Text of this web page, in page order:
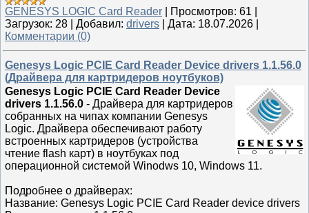
GENESYS LOGIC Card Reader
Просмотров: 61
Загрузок: 28 Добавил: drivers Дата: 18.07.2026
Комментарии (0)
Genesys Logic PCIE Card Reader Device drivers 1.1.56.0
(Драйвера для картридеров ноутбуков)
Genesys Logic PCIE Card Reader Device
drivers 1.1.56.0 - Драйвера для картридеров
собранных на чипах компании Genesys
Logic. Драйвера обеспечивают работу
встроенных картридеров (устройства
чтение flash карт) в ноутбуках под
операционной системой Winodws 10, Windows 11.
Подробнее о драйверах:
Название: Genesys Logic PCIE Card Reader device drivers